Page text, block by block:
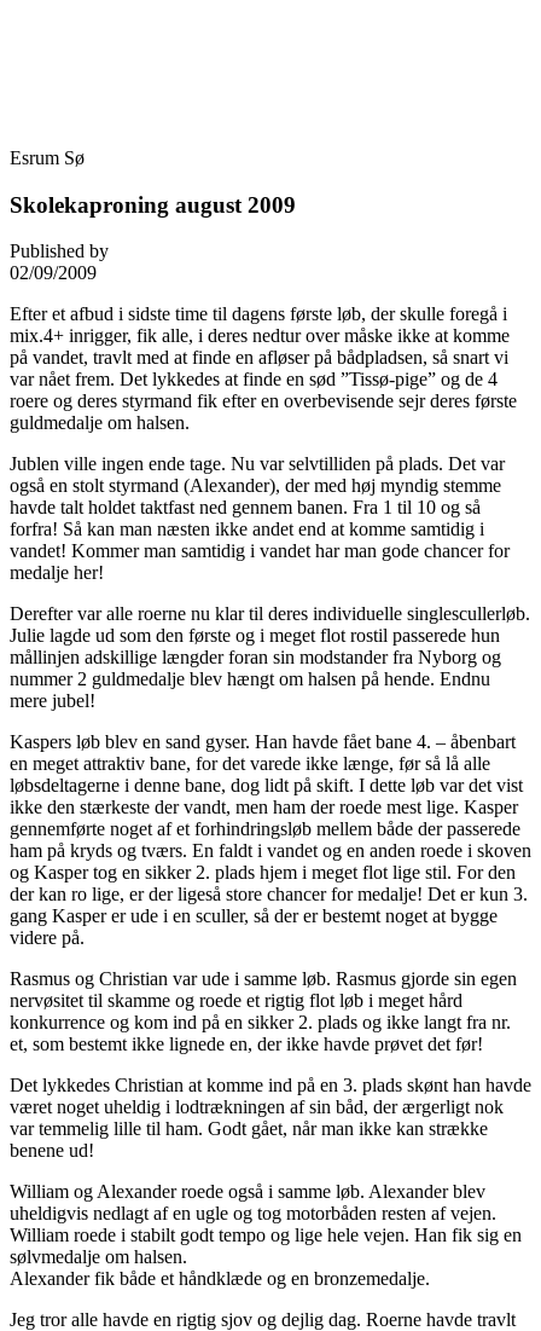
Esrum Sø
Skolekaproning august 2009
Published by
02/09/2009
Efter et afbud i sidste time til dagens første løb, der skulle foregå i
mix.4+ inrigger, fik alle, i deres nedtur over måske ikke at komme
på vandet, travlt med at finde en afløser på bådpladsen, så snart vi
var nået frem. Det lykkedes at finde en sød ”Tissø-pige” og de 4
roere og deres styrmand fik efter en overbevisende sejr deres første
guldmedalje om halsen.
Jublen ville ingen ende tage. Nu var selvtilliden på plads. Det var
også en stolt styrmand (Alexander), der med høj myndig stemme
havde talt holdet taktfast ned gennem banen. Fra 1 til 10 og så
forfra! Så kan man næsten ikke andet end at komme samtidig i
vandet! Kommer man samtidig i vandet har man gode chancer for
medalje her!
Derefter var alle roerne nu klar til deres individuelle singlescullerløb.
Julie lagde ud som den første og i meget flot rostil passerede hun
mållinjen adskillige længder foran sin modstander fra Nyborg og
nummer 2 guldmedalje blev hængt om halsen på hende. Endnu
mere jubel!
Kaspers løb blev en sand gyser. Han havde fået bane 4. – åbenbart
en meget attraktiv bane, for det varede ikke længe, før så lå alle
løbsdeltagerne i denne bane, dog lidt på skift. I dette løb var det vist
ikke den stærkeste der vandt, men ham der roede mest lige. Kasper
gennemførte noget af et forhindringsløb mellem både der passerede
ham på kryds og tværs. En faldt i vandet og en anden roede i skoven
og Kasper tog en sikker 2. plads hjem i meget flot lige stil. For den
der kan ro lige, er der ligeså store chancer for medalje! Det er kun 3.
gang Kasper er ude i en sculler, så der er bestemt noget at bygge
videre på.
Rasmus og Christian var ude i samme løb. Rasmus gjorde sin egen
nervøsitet til skamme og roede et rigtig flot løb i meget hård
konkurrence og kom ind på en sikker 2. plads og ikke langt fra nr.
et, som bestemt ikke lignede en, der ikke havde prøvet det før!
Det lykkedes Christian at komme ind på en 3. plads skønt han havde
været noget uheldig i lodtrækningen af sin båd, der ærgerligt nok
var temmelig lille til ham. Godt gået, når man ikke kan strække
benene ud!
William og Alexander roede også i samme løb. Alexander blev
uheldigvis nedlagt af en ugle og tog motorbåden resten af vejen.
William roede i stabilt godt tempo og lige hele vejen. Han fik sig en
sølvmedalje om halsen.
Alexander fik både et håndklæde og en bronzemedalje.
Jeg tror alle havde en rigtig sjov og dejlig dag. Roerne havde travlt